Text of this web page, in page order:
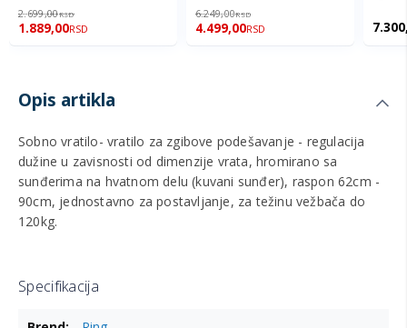
2.699,00RSD
1.889,00RSD
6.249,00RSD
4.499,00RSD
Opis artikla
Sobno vratilo- vratilo za zgibove podešavanje - regulacija
dužine u zavisnosti od dimenzije vrata, hromirano sa
sunđerima na hvatnom delu (kuvani sunđer), raspon 62cm -
90cm, jednostavno za postavljanje, za težinu vežbača do
120kg.
Specifikacija